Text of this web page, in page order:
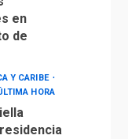
en
de
Y CARIBE
HORA